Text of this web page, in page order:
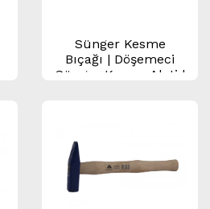
Sünger Kesme
Bıçağı | Döşemeci
Sünger Kesme Aleti |